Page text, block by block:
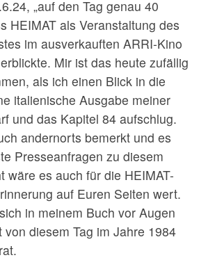
„auf den Tag genau 40
HEIMAT als Veranstaltung des
im ausverkauften ARRI-Kino
Mir ist das heute zufällig
als ich einen Blick in die
italienische Ausgabe meiner
und das Kapitel 84 aufschlug.
andernorts bemerkt und es
Presseanfragen zu diesem
wäre es auch für die HEIMAT-
auf Euren Seiten wert.
in meinem Buch vor Augen
diesem Tag im Jahre 1984